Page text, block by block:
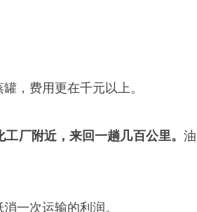
，费用更在千元以上。
厂附近，来回一趟几百公里。油
一次运输的利润。